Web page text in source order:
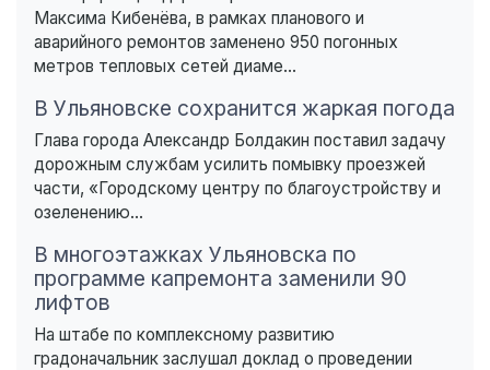
Максима Кибенёва, в рамках планового и
аварийного ремонтов заменено 950 погонных
метров тепловых сетей диаме...
В Ульяновске сохранится жаркая погода
Глава города Александр Болдакин поставил задачу
дорожным службам усилить помывку проезжей
части, «Городскому центру по благоустройству и
озеленению...
В многоэтажках Ульяновска по
программе капремонта заменили 90
лифтов
На штабе по комплексному развитию
градоначальник заслушал доклад о проведении